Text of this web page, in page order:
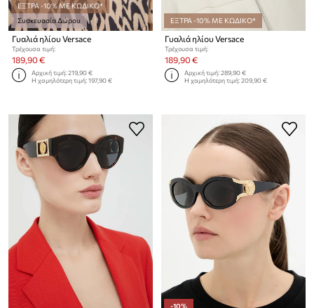
ΕΞΤΡΑ -10% ΜΕ ΚΩΔΙΚΟ*
Συσκευασία Δώρου
Γυαλιά ηλίου Versace
Τρέχουσα τιμή:
189,90 €
Αρχική τιμή:219,90 €
Η χαμηλότερη τιμή:197,90 €
ΕΞΤΡΑ -10% ΜΕ ΚΩΔΙΚΟ*
Γυαλιά ηλίου Versace
Τρέχουσα τιμή:
189,90 €
Αρχική τιμή:289,90 €
Η χαμηλότερη τιμή:209,90 €
-10%